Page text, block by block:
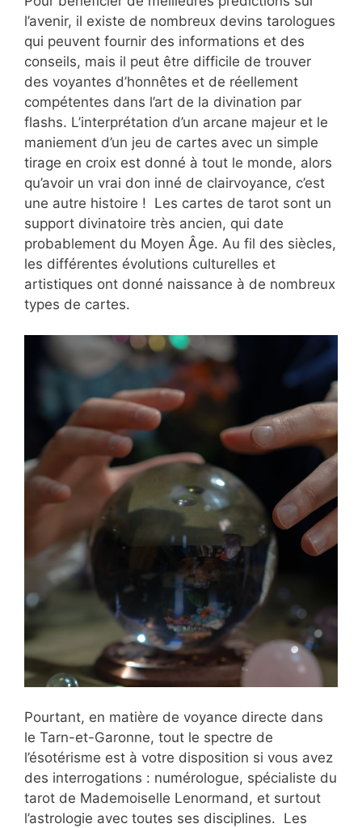
l’avenir, il existe de nombreux devins tarologues
qui peuvent fournir des informations et des
conseils, mais il peut être difficile de trouver
des voyantes d’honnêtes et de réellement
compétentes dans l’art de la divination par
flashs. L’interprétation d’un arcane majeur et le
maniement d’un jeu de cartes avec un simple
tirage en croix est donné à tout le monde, alors
qu’avoir un vrai don inné de clairvoyance, c’est
une autre histoire ! Les cartes de tarot sont un
support divinatoire très ancien, qui date
probablement du Moyen Âge. Au fil des siècles,
les différentes évolutions culturelles et
artistiques ont donné naissance à de nombreux
types de cartes.
Pourtant, en matière de voyance directe dans
le Tarn-et-Garonne, tout le spectre de
l’ésotérisme est à votre disposition si vous avez
des interrogations : numérologue, spécialiste du
tarot de Mademoiselle Lenormand, et surtout
l’astrologie avec toutes ses disciplines. Les